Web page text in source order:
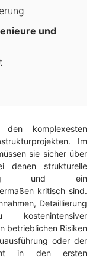
und
den komplexesten
Im
sie sicher über
denen strukturelle
und ein
kritisch sind.
Detaillierung
betrieblichen Risiken
oder der
in den ersten